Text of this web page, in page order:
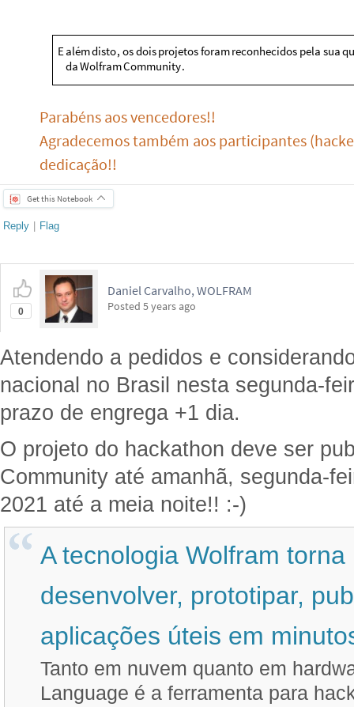
​Ealémdisto, osdoisprojetosforamreconhecidos pela sua
daWolframCommunity.
Parabéns aos vencedores!!
Agradecemos também aos participantes
dedicação!!
Get this Notebook
Reply | Flag
0
Daniel Carvalho, WOLFRAM
Posted 5 years ago
Atendendo a pedidos e
nacional no Brasil nesta segunda-
prazo de engrega +1 dia.
O projeto do hackathon deve ser
Community até amanhã, segunda-
2021 até a meia noite!! :-)
A tecnologia Wolfram
desenvolver, prototipar,
aplicações úteis em
Tanto em nuvem quanto em
Language é a ferramenta para